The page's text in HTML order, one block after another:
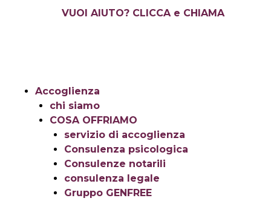
VUOI AIUTO? CLICCA e CHIAMA
Accoglienza
chi siamo
COSA OFFRIAMO
servizio di accoglienza
Consulenza psicologica
Consulenze notarili
consulenza legale
Gruppo GENFREE